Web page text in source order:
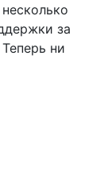
за
ни